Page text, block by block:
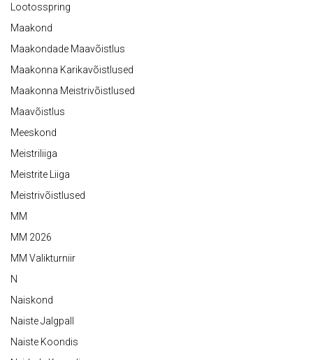
Lootosspring
Maakond
Maakondade Maavõistlus
Maakonna Karikavõistlused
Maakonna Meistrivõistlused
Maavõistlus
Meeskond
Meistriliiga
Meistrite Liiga
Meistrivõistlused
MM
MM 2026
MM Valikturniir
N
Naiskond
Naiste Jalgpall
Naiste Koondis